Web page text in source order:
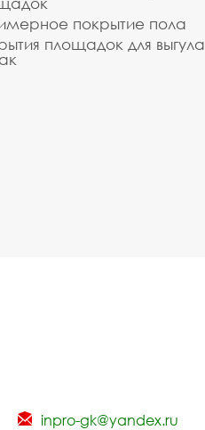
покрытие пола
площадок для выгула
inpro-gk@yandex.ru